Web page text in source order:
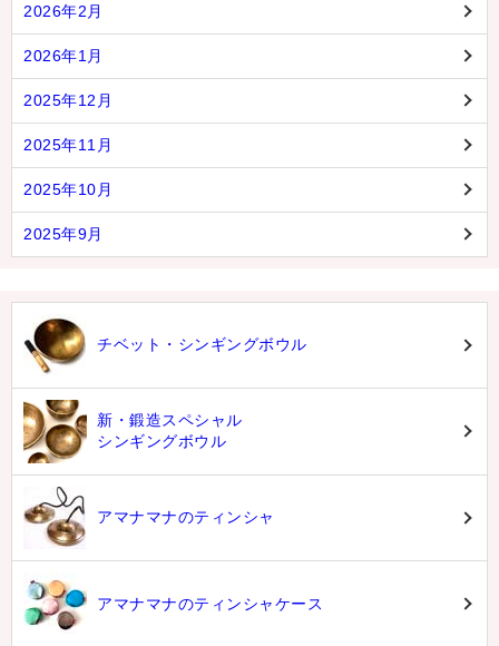
2026年2月
2026年1月
2025年12月
2025年11月
2025年10月
2025年9月
チベット・シンギングボウル
新・鍛造スペシャル
シンギングボウル
アマナマナのティンシャ
アマナマナのティンシャケース